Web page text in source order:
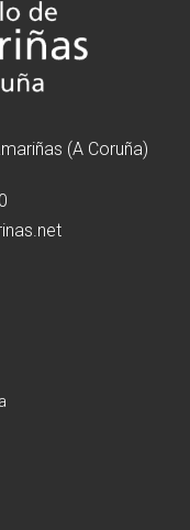
(A Coruña)